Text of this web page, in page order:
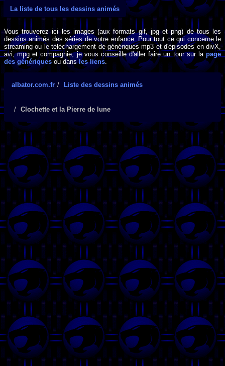
La liste de tous les dessins animés
Vous trouverez ici les images (aux formats gif, jpg et png) de tous les
dessins animés des séries de votre enfance. Pour tout ce qui concerne le
streaming ou le téléchargement de génériques mp3 et d'épisodes en divX,
avi, mpg et compagnie, je vous conseille d'aller faire un tour sur la page
des génériques ou dansles liens.
albator.com.fr Liste des dessins animés
Clochette et la Pierre de lune